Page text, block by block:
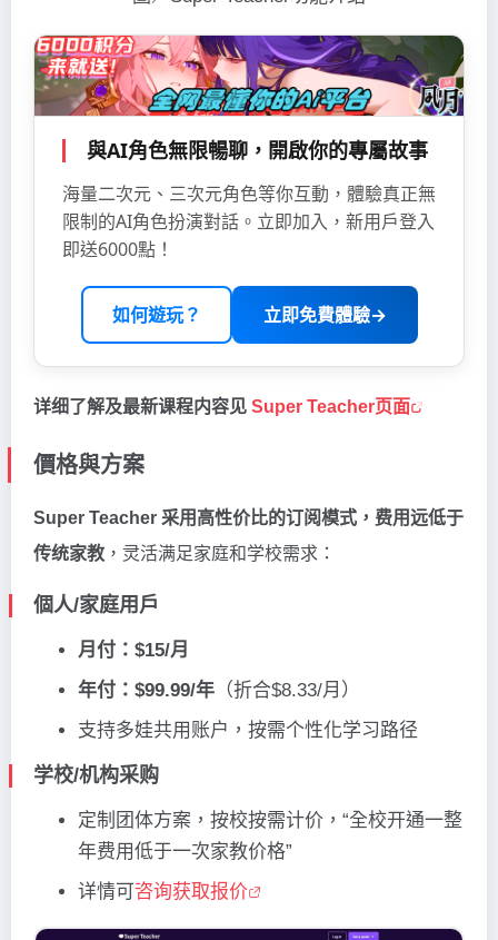
與AI角色無限暢聊，開啟你的專屬故事
海量二次元、三次元角色等你互動，體驗真正無
限制的AI角色扮演對話。立即加入，新用戶登入
即送6000點！
如何遊玩？ 立即免費體驗→
详细了解及最新课程内容见 Super Teacher页面
價格與方案
Super Teacher 采用高性价比的订阅模式，费用远低于
传统家教 ，灵活满足家庭和学校需求：
個人/家庭用戶
月付：$15/月
年付：$99.99/年 （折合$8.33/月）
支持多娃共用账户，按需个性化学习路径
学校/机构采购
定制团体方案，按校按需计价，“全校开通一整
年费用低于一次家教价格”
详情可咨询获取报价